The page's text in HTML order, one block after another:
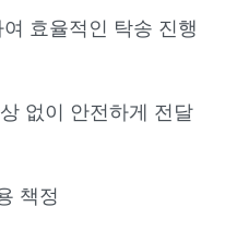
효율적인 탁송 진행
없이 안전하게 전달
책정